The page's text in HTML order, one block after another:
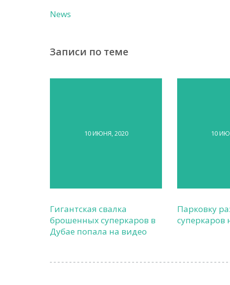
News
Записи по теме
10 ИЮНЯ, 2020
Гигантская свалка
брошенных суперкаров в
Дубае попала на видео
10
Парковку
суперкаров